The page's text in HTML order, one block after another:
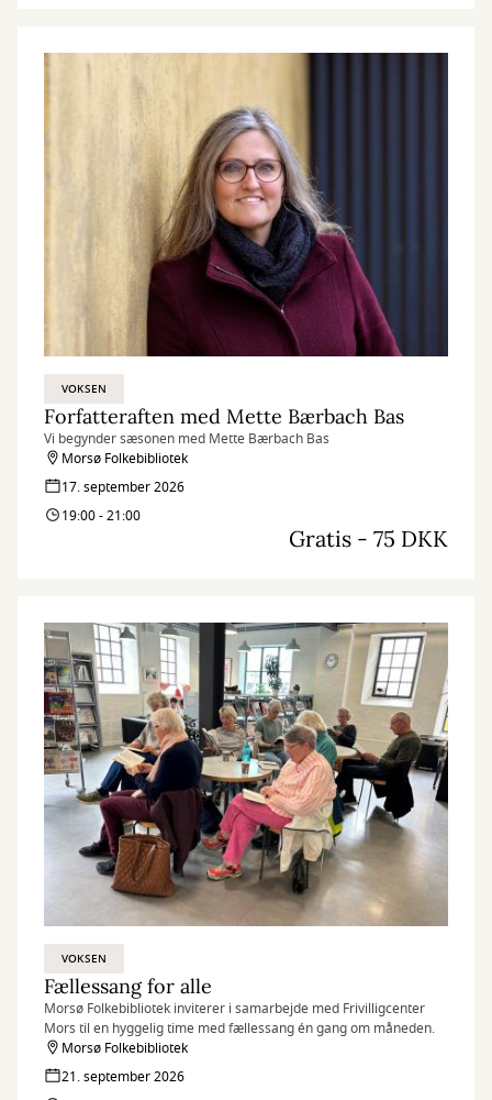
VOKSEN
Forfatteraften med Mette Bærbach Bas
Vi begynder sæsonen med Mette Bærbach Bas
Morsø Folkebibliotek
17. september 2026
19:00 - 21:00
Gratis - 75 DKK
VOKSEN
Fællessang for alle
Morsø Folkebibliotek inviterer i samarbejde med Frivilligcenter
Mors til en hyggelig time med fællessang én gang om måneden.
Morsø Folkebibliotek
21. september 2026